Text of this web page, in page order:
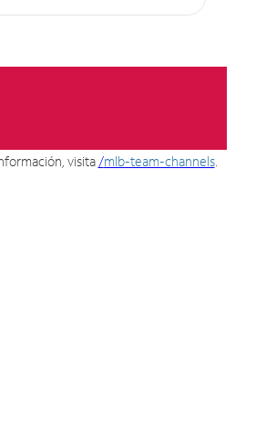
visita /mlb-team-channels.